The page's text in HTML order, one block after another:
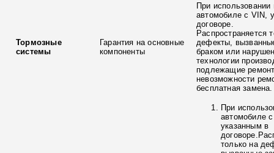
Тормозные
системы
Гарантия на основные
компоненты
При использовании
автомобиле с VIN,
договоре.
Распространяется
дефекты,
браком или
технологии
подлежащие
невозможности
бесплатная замена.
При
автомобиле
указанным в
только на